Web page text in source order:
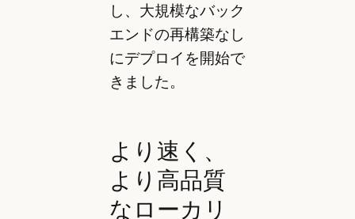
し、大規模なバック
エンドの再構築なし
にデプロイを開始で
きました。
より速く、
より高品質
なローカリ